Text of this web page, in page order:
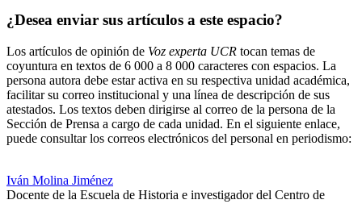
¿Desea enviar sus artículos a este espacio?
Los artículos de opinión de Voz experta UCR tocan temas de
coyuntura en textos de 6 000 a 8 000 caracteres con espacios. La
persona autora debe estar activa en su respectiva unidad académica,
facilitar su correo institucional y una línea de descripción de sus
atestados. Los textos deben dirigirse al correo de la persona de la
Sección de Prensa a cargo de cada unidad. En el siguiente enlace,
puede consultar los correos electrónicos del personal en periodismo:
Iván Molina Jiménez
Docente de la Escuela de Historia e investigador del Centro de